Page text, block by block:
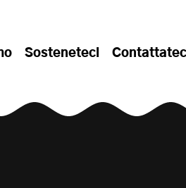
Sosteneteci Contattateci